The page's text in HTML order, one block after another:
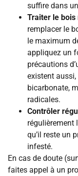
suffire dans
Traiter le bois
remplacer le
le maximum
appliquez un
précautions
existent
bicarbonate,
radicales.
Contrôler
régulièrement
qu’il reste un
infesté.
En cas de doute
faites appel à un